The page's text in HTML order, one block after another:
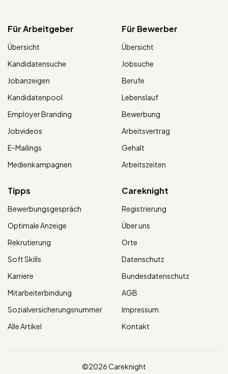
Für Arbeitgeber
Übersicht
Kandidatensuche
Jobanzeigen
Kandidatenpool
Employer Branding
Jobvideos
E-Mailings
Medienkampagnen
Für Bewerber
Übersicht
Jobsuche
Berufe
Lebenslauf
Bewerbung
Arbeitsvertrag
Gehalt
Arbeitszeiten
Tipps
Bewerbungsgespräch
Optimale Anzeige
Rekrutierung
Soft Skills
Karriere
Mitarbeiterbindung
Sozialversicherungsnummer
Alle Artikel
Careknight
Registrierung
Über uns
Orte
Datenschutz
Bundesdatenschutz
AGB
Impressum
Kontakt
©2026 Careknight